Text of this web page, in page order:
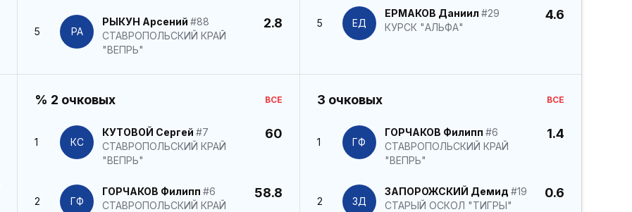
5 РА
РЫКУН Арсений#88
СТАВРОПОЛЬСКИЙ КРАЙ
"ВЕПРЬ"
2.8 5 ЕД
ЕРМАКОВ Даниил #29
КУРСК "АЛЬФА"
4.6
% 2 очковых ВСЕ
1 КС
КУТОВОЙ Сергей#7
СТАВРОПОЛЬСКИЙ КРАЙ
"ВЕПРЬ"
60
2 ГФ
ГОРЧАКОВ Филипп#6
СТАВРОПОЛЬСКИЙ КРАЙ
58.8
3 очковых ВСЕ
1 ГФ
ГОРЧАКОВ Филипп #6
СТАВРОПОЛЬСКИЙ КРАЙ
"ВЕПРЬ"
1.4
2 ЗД
ЗАПОРОЖСКИЙ Демид #19
СТАРЫЙ ОСКОЛ "ТИГРЫ"
0.6